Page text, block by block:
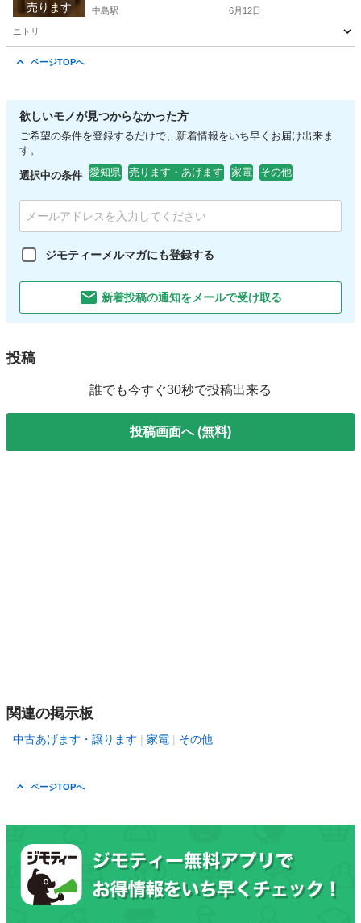
売ります 中島駅 6月12日
ニトリ
ページTOPへ
欲しいモノが見つからなかった方
ご希望の条件を登録するだけで、新着情報をいち早くお届け出来ま
す。
選択中の条件 愛知県 売ります・あげます 家電 その他
ジモティーメルマガにも登録する
新着投稿の通知をメールで受け取る
投稿
誰でも今すぐ30秒で投稿出来る
投稿画面へ (無料)
関連の掲示板
中古あげます・譲ります 家電 その他
ページTOPへ